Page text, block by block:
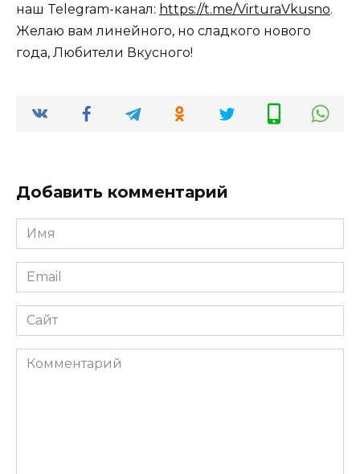
наш Telegram-канал: https://t.me/VirturaVkusno.
Желаю вам линейного, но сладкого нового
года, Любители Вкусного!
Добавить комментарий
Имя
*
Email
*
Сайт
Комментарий